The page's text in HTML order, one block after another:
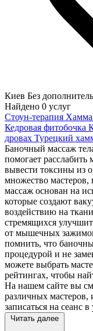
Киев Без
Найдено 0 услуг
Стоун-терапия
Кедровая фитобочка
дровах Турецкий
Баночный массаж
помогает
вывести токсины из
множество
массаж основан на
которые создают
воздействию на
стремящихся
от мышечных
помнить, что
процедурой и не
можете выбрать
рейтингах, чтобы
На нашем сайте вы
различных мастеров,
записаться на сеанс
Читать далее